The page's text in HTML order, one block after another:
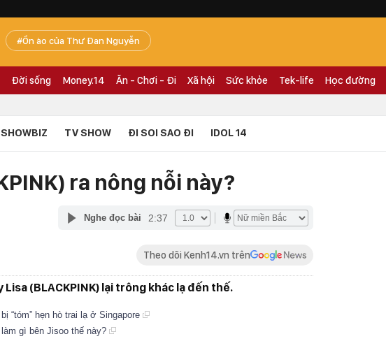
Ồn ào của Thư Đan Nguyễn
Đời sống Money.14 Ăn - Chơi - Đi Xã hội Sức khỏe Tek-life Học đường
TV SHOW ĐI SOI SAO ĐI IDOL 14
ra nông nỗi này?
Nghe đọc bài 2:37
Theo dõi Kenh14.vn trên
(BLACKPINK) lại trông khác lạ đến thế.
“tóm” hẹn hò trai lạ ở Singapore
gì bên Jisoo thế này?